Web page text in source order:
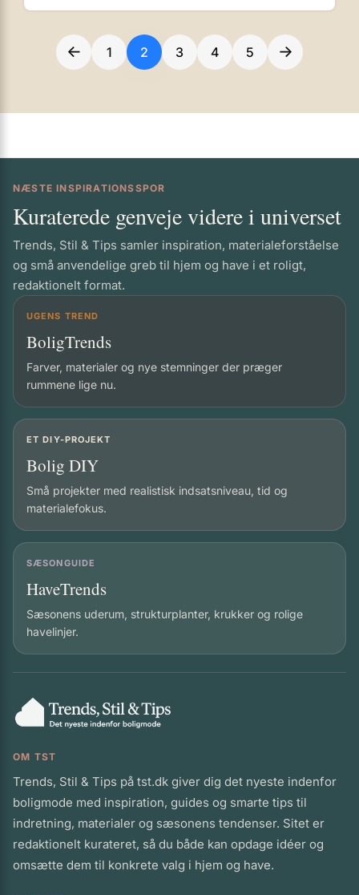
← 1 2 3 4 5 →
NÆSTE INSPIRATIONSSPOR
Kuraterede genveje videre i universet
Trends, Stil & Tips samler inspiration, materialeforståelse
og små anvendelige greb til hjem og have i et roligt,
redaktionelt format.
UGENS TREND
BoligTrends
Farver, materialer og nye stemninger der præger
rummene lige nu.
ET DIY-PROJEKT
Bolig DIY
Små projekter med realistisk indsatsniveau, tid og
materialefokus.
SÆSONGUIDE
HaveTrends
Sæsonens uderum, strukturplanter, krukker og rolige
havelinjer.
OM TST
Trends, Stil & Tips på tst.dk giver dig det nyeste indenfor
boligmode med inspiration, guides og smarte tips til
indretning, materialer og sæsonens tendenser. Sitet er
redaktionelt kurateret, så du både kan opdage idéer og
omsætte dem til konkrete valg i hjem og have.